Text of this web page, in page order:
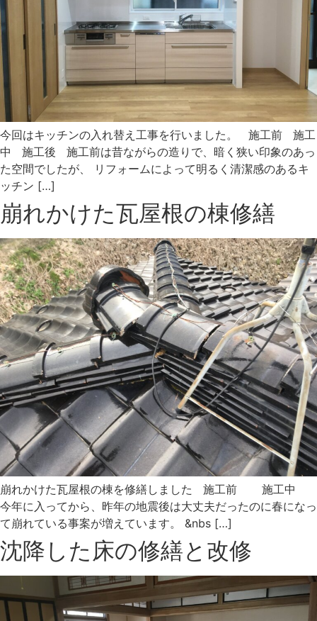
今回はキッチンの入れ替え工事を行いました。 施工前 施工
中 施工後 施工前は昔ながらの造りで、暗く狭い印象のあっ
た空間でしたが、 リフォームによって明るく清潔感のあるキ
ッチン […]
崩れかけた瓦屋根の棟修繕
崩れかけた瓦屋根の棟を修繕しました 施工前 施工中
今年に入ってから、昨年の地震後は大丈夫だったのに春になっ
て崩れている事案が増えています。 &nbs […]
沈降した床の修繕と改修